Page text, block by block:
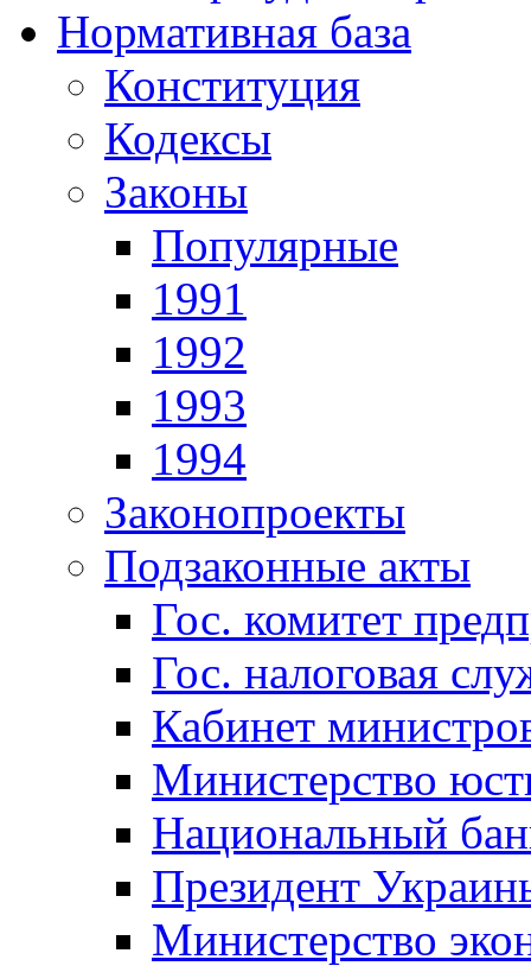
Нормативная база
Конституция
Кодексы
Законы
Популярные
1991
1992
1993
1994
Законопроекты
Подзаконные акты
Гос. комитет
Гос. налоговая
Кабинет
Министерство
Национальный
Президент
Министерство